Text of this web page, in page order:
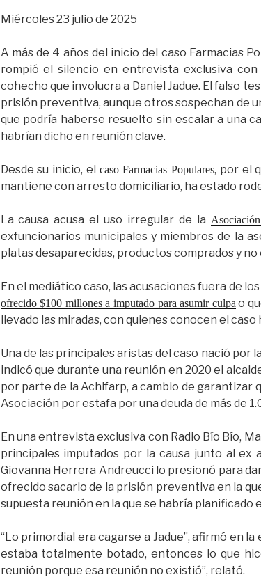
Miércoles 23 julio de 2025
A más de 4 años del inicio del caso Farmacias
rompió el silencio en entrevista exclusiva
cohecho que involucra a Daniel Jadue. El falso
prisión preventiva, aunque otros sospechan de
que podría haberse resuelto sin escalar a una
habrían dicho en reunión clave.
Desde su inicio, el caso Farmacias Populares, por el
mantiene con arresto domiciliario, ha estado
La causa acusa el uso irregular de la
exfuncionarios municipales y miembros de la
platas desaparecidas, productos comprados y
En el mediático caso, las acusaciones fuera de
ofrecido $100 millones a imputado para asumir culpao
llevado las miradas, con quienes conocen el
Una de las principales aristas del caso nació por la
indicó que durante una reunión en 2020 el
por parte de la Achifarp, a cambio de garantizar
Asociación por estafa por una deuda de más de
En una entrevista exclusiva con Radio Bío Bío,
principales imputados por la causa junto al ex
Giovanna Herrera Andreucci lo presionó para
ofrecido sacarlo de la prisión preventiva en la
supuesta reunión en la que se habría planificado
“Lo primordial era cagarse a Jadue”, afirmó en
estaba totalmente botado, entonces lo que
reunión porque esa reunión no existió”, relató.